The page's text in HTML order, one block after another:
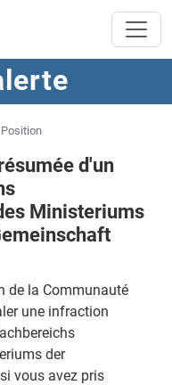
Position
d'un
Ministeriums
de la Communauté
une infraction
der
vous avez pris